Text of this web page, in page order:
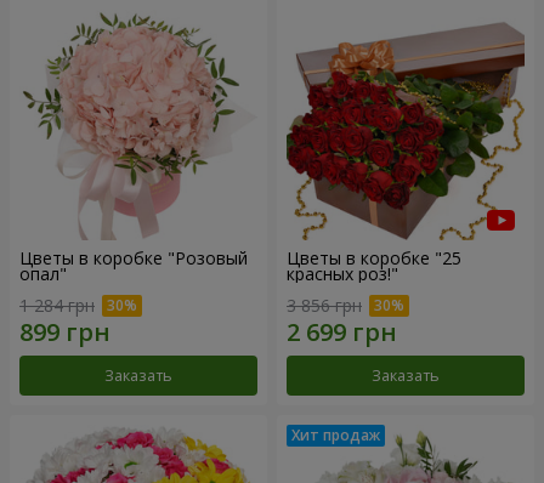
Цветы в коробке "Розовый
опал"
1 284 грн
Заказать
Цветы в коробке "25
красных роз!"
3 856 грн
Заказать